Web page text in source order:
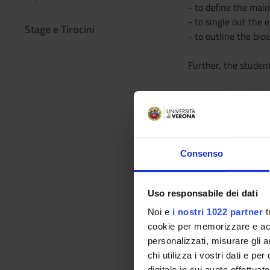
Consenso
Uso responsabile dei dati
Noi e i nostri 1022 partner
cookie per memorizzare e
personalizzati, misurare gli
chi utilizza i vostri dati e per
Stage e Tirocini
- to define the
- to single out the
- to outline the
Further, the
- to analyze and
- to plan and
Program
The course is
The first module
definition and
fundamental
the framework of
The second